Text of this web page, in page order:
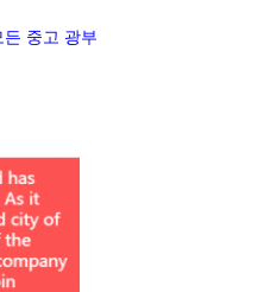
중고 광부